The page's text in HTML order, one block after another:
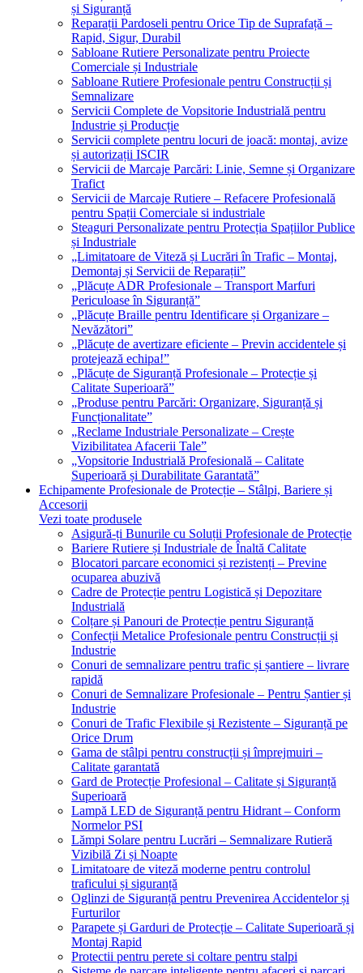
și Siguranță
Reparații Pardoseli pentru Orice Tip de Suprafață –
Rapid, Sigur, Durabil
Sabloane Rutiere Personalizate pentru Proiecte
Comerciale și Industriale
Sabloane Rutiere Profesionale pentru Construcții și
Semnalizare
Servicii Complete de Vopsitorie Industrială pentru
Industrie și Producție
Servicii complete pentru locuri de joacă: montaj, avize
și autorizații ISCIR
Servicii de Marcaje Parcări: Linie, Semne și Organizare
Trafict
Servicii de Marcaje Rutiere – Refacere Profesională
pentru Spații Comerciale si industriale
Steaguri Personalizate pentru Protecția Spațiilor Publice
și Industriale
„Limitatoare de Viteză și Lucrări în Trafic – Montaj,
Demontaj și Servicii de Reparații”
„Plăcuțe ADR Profesionale – Transport Marfuri
Periculoase în Siguranță”
„Plăcuțe Braille pentru Identificare și Organizare –
Nevăzători”
„Plăcuțe de avertizare eficiente – Previn accidentele și
protejează echipa!”
„Plăcuțe de Siguranță Profesionale – Protecție și
Calitate Superioară”
„Produse pentru Parcări: Organizare, Siguranță și
Funcționalitate”
„Reclame Industriale Personalizate – Crește
Vizibilitatea Afacerii Tale”
„Vopsitorie Industrială Profesională – Calitate
Superioară și Durabilitate Garantată”
Echipamente Profesionale de Protecție – Stâlpi, Bariere și
Accesorii
Vezi toate produsele
Asigură-ți Bunurile cu Soluții Profesionale de Protecție
Bariere Rutiere și Industriale de Înaltă Calitate
Blocatori parcare economici și rezistenți – Previne
ocuparea abuzivă
Cadre de Protecție pentru Logistică și Depozitare
Industrială
Colțare și Panouri de Protecție pentru Siguranță
Confecții Metalice Profesionale pentru Construcții și
Industrie
Conuri de semnalizare pentru trafic și șantiere – livrare
rapidă
Conuri de Semnalizare Profesionale – Pentru Șantier și
Industrie
Conuri de Trafic Flexibile și Rezistente – Siguranță pe
Orice Drum
Gama de stâlpi pentru construcții și împrejmuiri –
Calitate garantată
Gard de Protecție Profesional – Calitate și Siguranță
Superioară
Lampă LED de Siguranță pentru Hidrant – Conform
Normelor PSI
Lămpi Solare pentru Lucrări – Semnalizare Rutieră
Vizibilă Zi și Noapte
Limitatoare de viteză moderne pentru controlul
traficului și siguranță
Oglinzi de Siguranță pentru Prevenirea Accidentelor și
Furturilor
Parapete și Garduri de Protecție – Calitate Superioară și
Montaj Rapid
Protectii pentru perete si coltare pentru stalpi